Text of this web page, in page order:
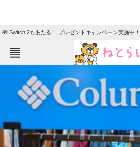
🎁 Switch 2もあたる！ プレゼントキャンペーン実施中！
エンタメ クイズ
グルメ
住まい 教育・育児